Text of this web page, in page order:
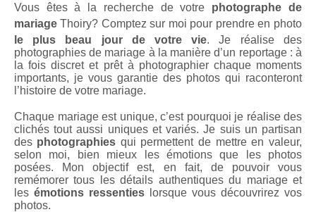
Vous êtes à la recherche de votre photographe de
mariage Thoiry? Comptez sur moi pour prendre en photo
le plus beau jour de votre vie. Je réalise des
photographies de mariage à la manière d’un reportage : à
la fois discret et prêt à photographier chaque moments
importants, je vous garantie des photos qui raconteront
l’histoire de votre mariage.
Chaque mariage est unique, c’est pourquoi je réalise des
clichés tout aussi uniques et variés. Je suis un partisan
des photographies qui permettent de mettre en valeur,
selon moi, bien mieux les émotions que les photos
posées. Mon objectif est, en fait, de pouvoir vous
remémorer tous les détails authentiques du mariage et
les émotions ressenties lorsque vous découvrirez vos
photos.